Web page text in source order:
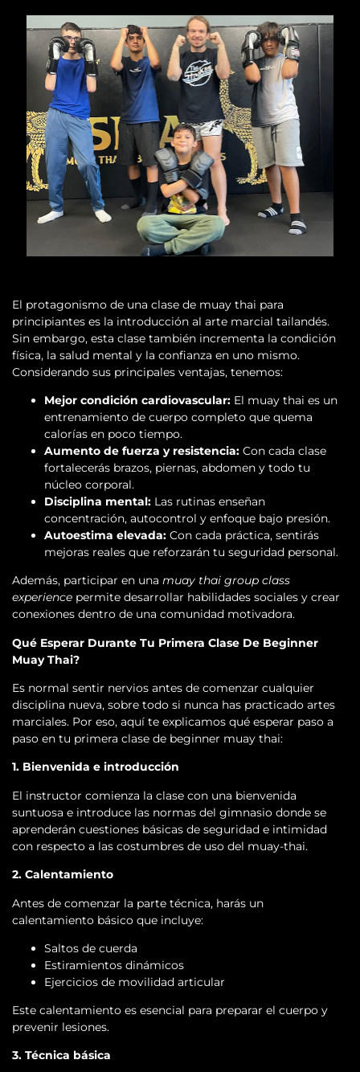
El protagonismo de una clase de muay thai para
principiantes es la introducción al arte marcial tailandés.
Sin embargo, esta clase también incrementa la condición
física, la salud mental y la confianza en uno mismo.
Considerando sus principales ventajas, tenemos:
Mejor condición cardiovascular: El muay thai es un
entrenamiento de cuerpo completo que quema
calorías en poco tiempo.
Aumento de fuerza y resistencia: Con cada clase
fortalecerás brazos, piernas, abdomen y todo tu
núcleo corporal.
Disciplina mental: Las rutinas enseñan
concentración, autocontrol y enfoque bajo presión.
Autoestima elevada: Con cada práctica, sentirás
mejoras reales que reforzarán tu seguridad personal.
Además, participar en una muay thai group class
experience permite desarrollar habilidades sociales y crear
conexiones dentro de una comunidad motivadora.
Qué Esperar Durante Tu Primera Clase De Beginner
Muay Thai?
Es normal sentir nervios antes de comenzar cualquier
disciplina nueva, sobre todo si nunca has practicado artes
marciales. Por eso, aquí te explicamos qué esperar paso a
paso en tu primera clase de beginner muay thai:
1. Bienvenida e introducción
El instructor comienza la clase con una bienvenida
suntuosa e introduce las normas del gimnasio donde se
aprenderán cuestiones básicas de seguridad e intimidad
con respecto a las costumbres de uso del muay-thai.
2. Calentamiento
Antes de comenzar la parte técnica, harás un
calentamiento básico que incluye:
Saltos de cuerda
Estiramientos dinámicos
Ejercicios de movilidad articular
Este calentamiento es esencial para preparar el cuerpo y
prevenir lesiones.
3. Técnica básica